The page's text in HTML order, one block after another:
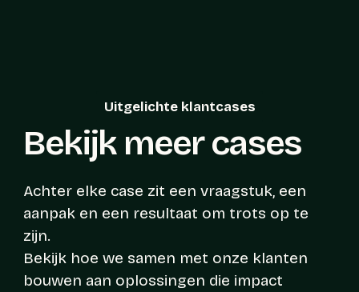
Uitgelichte klantcases
Bekijk meer cases
Achter elke case zit een vraagstuk, een
aanpak en een resultaat om trots op te
zijn.
Bekijk hoe we samen met onze klanten
bouwen aan oplossingen die impact